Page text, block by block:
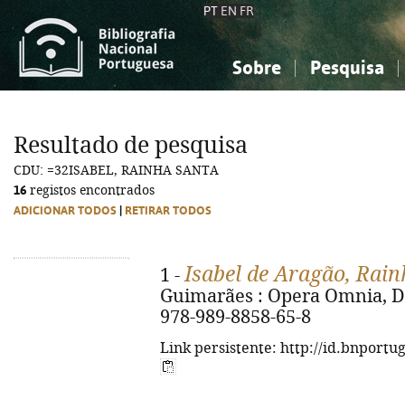
PT EN FR
Sobre Pesquisa
Ciências sociais...
Ciências sociais...
Resultado de pesquisa
CDU: =32ISABEL, RAINHA SANTA
16 registos encontrados
ADICIONAR TODOS RETIRAR TODOS
1 -Isabel de Aragão,
Guimarães : Opera Omnia,
978-989-8858-65-8
Link persistente: http://